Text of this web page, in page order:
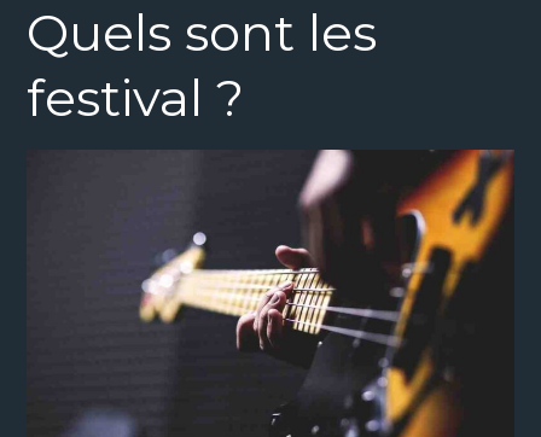
Quels sont les
festival ?